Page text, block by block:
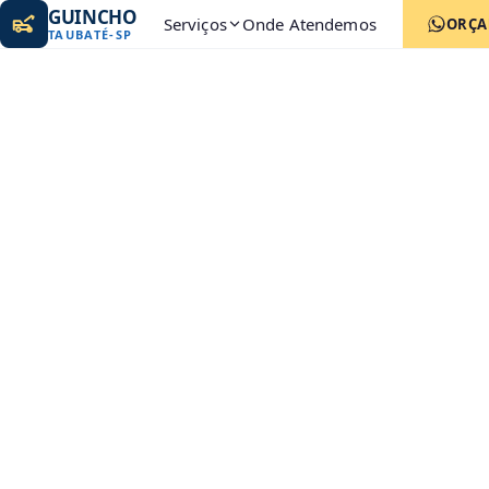
GUINCHO
TAUBATÉ-SP Serviços Onde Atendemos